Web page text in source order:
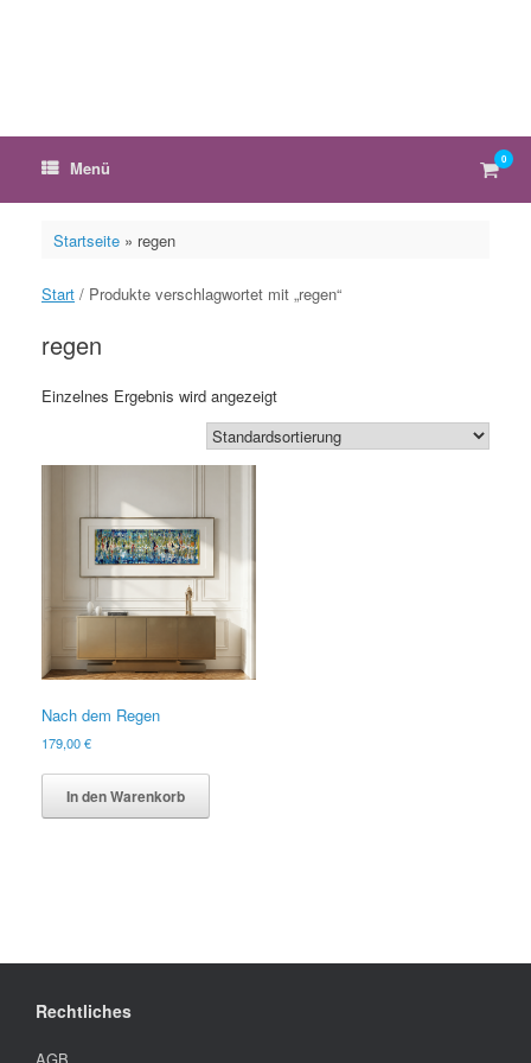
Menü 0
Startseite» regen
Start / Produkte verschlagwortet mit „regen“
regen
Einzelnes Ergebnis wird angezeigt
Nach dem Regen
179,00€
In den Warenkorb
Rechtliches